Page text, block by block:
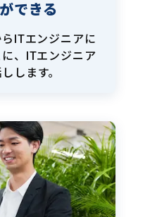
できる
ITエンジニアに
、ITエンジニア
します。